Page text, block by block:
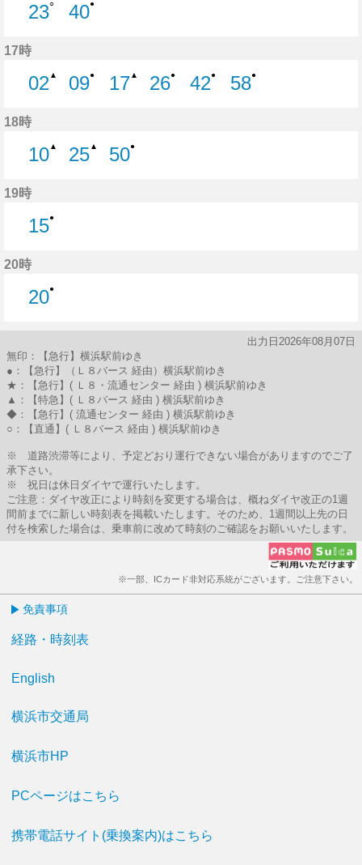
23○
40●
17時
02▲
09●
17▲
26●
42●
58●
18時
10▲
25▲
50●
19時
15●
20時
20●
出力日2026年08月07日
無印：【急行】横浜駅前ゆき
●：【急行】（Ｌ８バース 経由）横浜駅前ゆき
★：【急行】( Ｌ８・流通センター 経由 ) 横浜駅前ゆき
▲：【特急】( Ｌ８バース 経由 ) 横浜駅前ゆき
◆：【急行】( 流通センター 経由 ) 横浜駅前ゆき
○：【直通】( Ｌ８バース 経由 ) 横浜駅前ゆき
※ 道路渋滞等により、予定どおり運行できない場合がありますのでご了
承下さい。
※ 祝日は休日ダイヤで運行いたします。
ご注意：ダイヤ改正により時刻を変更する場合は、概ねダイヤ改正の1週
間前までに新しい時刻表を掲載いたします。そのため、1週間以上先の日
付を検索した場合は、乗車前に改めて時刻のご確認をお願いいたします。
※一部、ICカード非対応系統がございます。ご注意下さい。
免責事項
経路・時刻表
English
横浜市交通局
横浜市HP
PCページはこちら
携帯電話サイト(乗換案内)はこちら